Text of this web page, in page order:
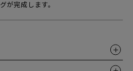
が完成します。